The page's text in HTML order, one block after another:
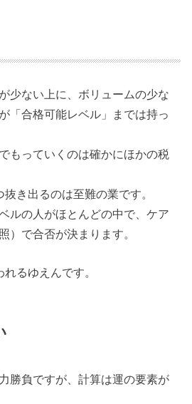
少ない上に、ボリュームの少な
「合格可能レベル」までは持っ
もっていくのは確かにほかの税
き出るのは至難の業です。
ルの人がほとんどの中で、ケア
）で合否が決まります。
るゆえんです。
勝負ですが、計算は運の要素が